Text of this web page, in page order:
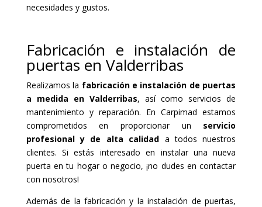
necesidades y gustos.
Fabricación e instalación de
puertas en Valderribas
Realizamos la fabricación e instalación de puertas
a medida en Valderribas, así como servicios de
mantenimiento y reparación. En Carpimad estamos
comprometidos en proporcionar un servicio
profesional y de alta calidad a todos nuestros
clientes. Si estás interesado en instalar una nueva
puerta en tu hogar o negocio, ¡no dudes en contactar
con nosotros!
Además de la fabricación y la instalación de puertas,